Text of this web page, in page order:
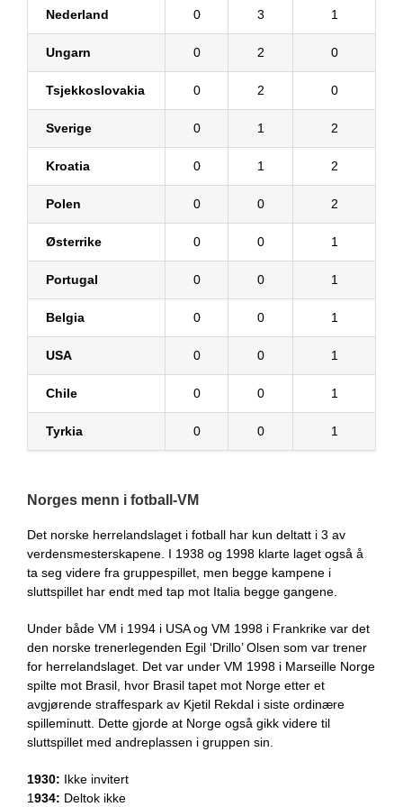
Nederland 0 3 1
Ungarn 0 2 0
Tsjekkoslovakia 0 2 0
Sverige 0 1 2
Kroatia 0 1 2
Polen 0 0 2
Østerrike 0 0 1
Portugal 0 0 1
Belgia 0 0 1
USA 0 0 1
Chile 0 0 1
Tyrkia 0 0 1
Norges menn i fotball-VM
Det norske herrelandslaget i fotball har kun deltatt i 3 av
verdensmesterskapene. I 1938 og 1998 klarte laget også å
ta seg videre fra gruppespillet, men begge kampene i
sluttspillet har endt med tap mot Italia begge gangene.
Under både VM i 1994 i USA og VM 1998 i Frankrike var det
den norske trenerlegenden Egil ‘Drillo’ Olsen som var trener
for herrelandslaget. Det var under VM 1998 i Marseille Norge
spilte mot Brasil, hvor Brasil tapet mot Norge etter et
avgjørende straffespark av Kjetil Rekdal i siste ordinære
spilleminutt. Dette gjorde at Norge også gikk videre til
sluttspillet med andreplassen i gruppen sin.
1930: Ikke invitert
1934: Deltok ikke